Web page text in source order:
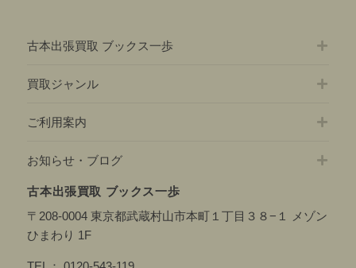
古本出張買取 ブックス一歩
買取ジャンル
ご利用案内
お知らせ・ブログ
古本出張買取 ブックス一歩
〒208-0004 東京都武蔵村山市本町１丁目３８−１ メゾン
ひまわり 1F